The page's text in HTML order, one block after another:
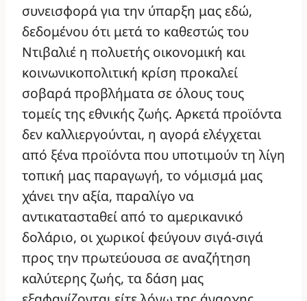
συνεισφορά για την ύπαρξη μας εδώ,
δεδομένου ότι μετά το καθεστώς του
Ντιβαλιέ η πολυετής οικονομική και
κοινωνικοπολιτική κρίση προκαλεί
σοβαρά προβλήματα σε όλους τους
τομείς της εθνικής ζωής. Αρκετά προϊόντα
δεν καλλιεργούνται, η αγορά ελέγχεται
από ξένα προϊόντα που υποτιμούν τη λίγη
τοπική μας παραγωγή, το νόμισμά μας
χάνει την αξία, παραλίγο να
αντικατασταθεί από το αμερικανικό
δολάριο, οι χωρικοί φεύγουν σιγά-σιγά
προς την πρωτεύουσα σε αναζήτηση
καλύτερης ζωής, τα δάση μας